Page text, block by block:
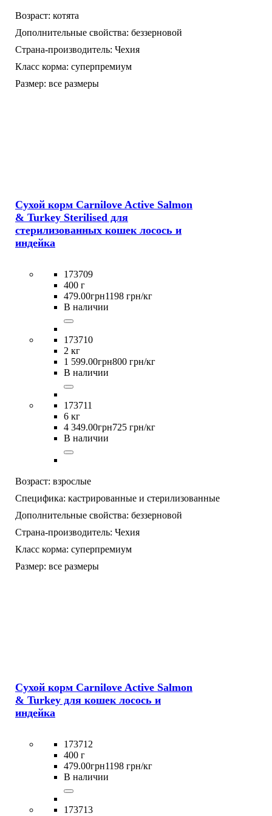
Возраст: котята
Дополнительные свойства: беззерновой
Страна-производитель: Чехия
Класс корма: суперпремиум
Размер: все размеры
Сухой корм Carnilove Active Salmon
& Turkey Sterilised для
стерилизованных кошек лосось и
индейка
173709
400 г
479.00грн1198 грн/кг
В наличии
173710
2 кг
1 599.00грн800 грн/кг
В наличии
173711
6 кг
4 349.00грн725 грн/кг
В наличии
Возраст: взрослые
Специфика: кастрированные и стерилизованные
Дополнительные свойства: беззерновой
Страна-производитель: Чехия
Класс корма: суперпремиум
Размер: все размеры
Сухой корм Carnilove Active Salmon
& Turkey для кошек лосось и
индейка
173712
400 г
479.00грн1198 грн/кг
В наличии
173713